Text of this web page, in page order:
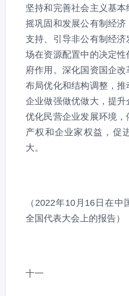
坚持和完善社会主义基
摇巩固和发展公有制经济
支持、引导非公有制经
场在资源配置中的决定
府作用。深化国资国企
布局优化和结构调整，
企业做强做优做大，提升
优化民营企业发展环境
产权和企业家权益，促
大。
（2022年10月16日在中
全国代表大会上的报告）
十一